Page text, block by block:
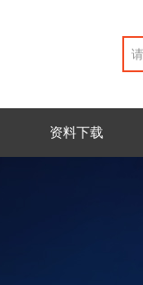
资料下载